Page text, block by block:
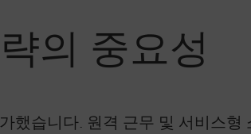
의 중요성
했습니다. 원격 근무 및 서비스